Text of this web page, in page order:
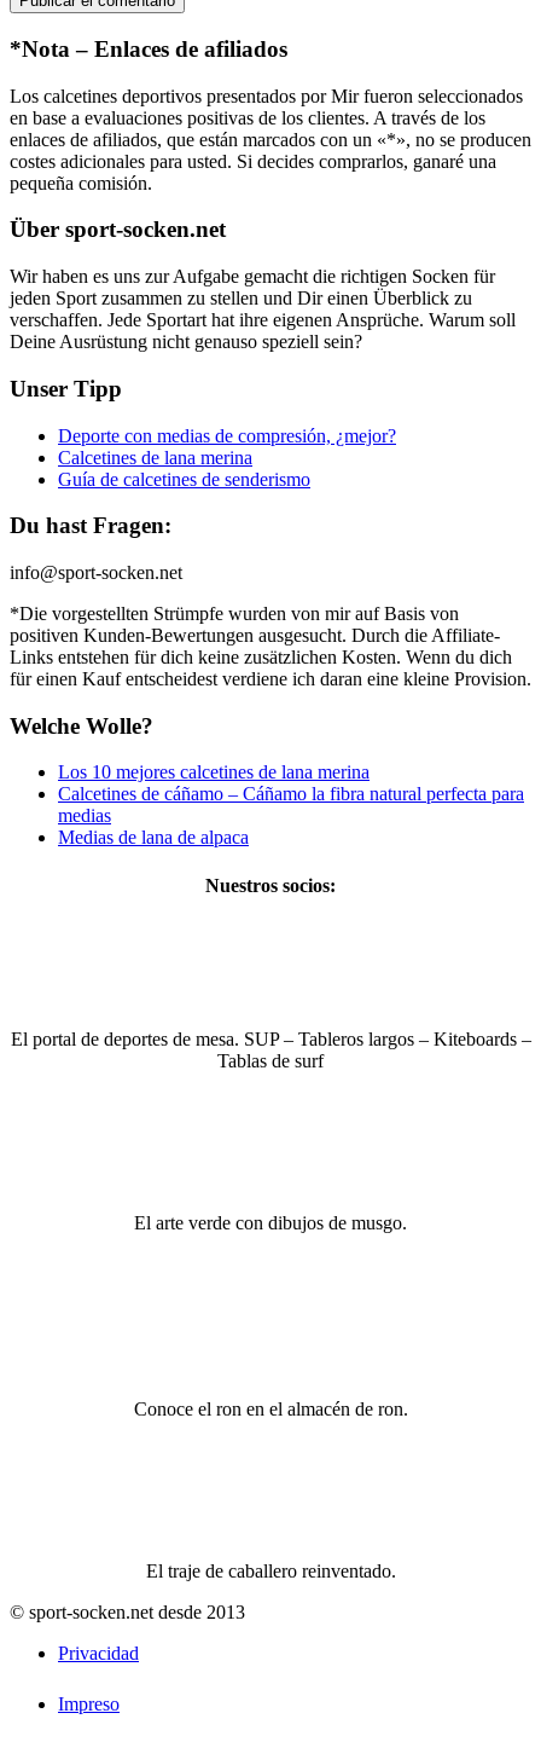
*Nota – Enlaces de afiliados
Los calcetines deportivos presentados por Mir fueron seleccionados
en base a evaluaciones positivas de los clientes. A través de los
enlaces de afiliados, que están marcados con un «*», no se producen
costes adicionales para usted. Si decides comprarlos, ganaré una
pequeña comisión.
Über sport-socken.net
Wir haben es uns zur Aufgabe gemacht die richtigen Socken für
jeden Sport zusammen zu stellen und Dir einen Überblick zu
verschaffen. Jede Sportart hat ihre eigenen Ansprüche. Warum soll
Deine Ausrüstung nicht genauso speziell sein?
Unser Tipp
Deporte con medias de compresión, ¿mejor?
Calcetines de lana merina
Guía de calcetines de senderismo
Du hast Fragen:
info@sport-socken.net
*Die vorgestellten Strümpfe wurden von mir auf Basis von
positiven Kunden-Bewertungen ausgesucht. Durch die Affiliate-
Links entstehen für dich keine zusätzlichen Kosten. Wenn du dich
für einen Kauf entscheidest verdiene ich daran eine kleine Provision.
Welche Wolle?
Los 10 mejores calcetines de lana merina
Calcetines de cáñamo – Cáñamo la fibra natural perfecta para
medias
Medias de lana de alpaca
Nuestros socios:
El portal de deportes de mesa. SUP – Tableros largos – Kiteboards –
Tablas de surf
El arte verde con dibujos de musgo.
Conoce el ron en el almacén de ron.
El traje de caballero reinventado.
© sport-socken.net desde 2013
Privacidad
Impreso